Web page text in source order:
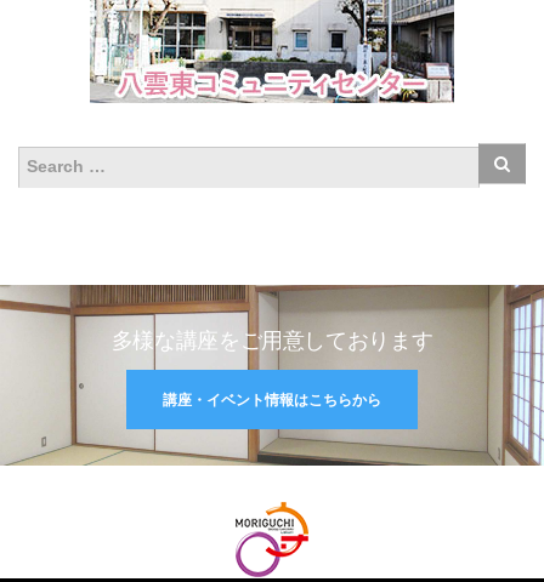
多様な講座をご用意しております
講座・イベント情報はこちらから